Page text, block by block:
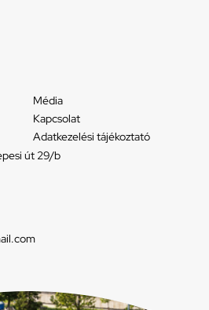
Média
Kapcsolat
Adatkezelési tájékoztató
út 29/b